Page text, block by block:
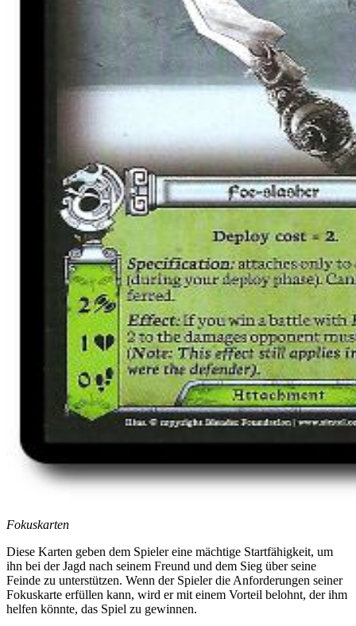
Fokuskarten
Diese Karten geben dem Spieler eine mächtige Startfähigkeit, um
ihn bei der Jagd nach seinem Freund und dem Sieg über seine
Feinde zu unterstützen. Wenn der Spieler die Anforderungen seiner
Fokuskarte erfüllen kann, wird er mit einem Vorteil belohnt, der ihm
helfen könnte, das Spiel zu gewinnen.